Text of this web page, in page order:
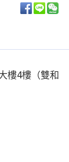
樓4樓（雙和